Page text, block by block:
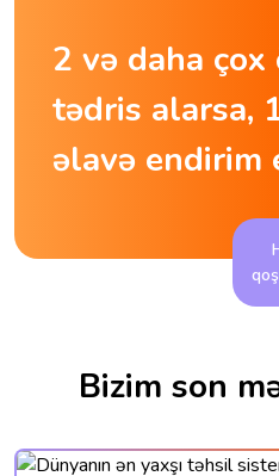
2 və daha çox
tədris alarsa,
əlavə endirim
Bizim son